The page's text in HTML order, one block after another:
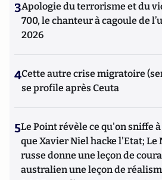
3Apologie du terrorisme et du
700, le chanteur à cagoule de
2026
4Cette autre crise migratoire
se profile après Ceuta
5Le Point révèle ce qu'on sniffe
que Xavier Niel hacke l'Etat; Le
russe donne une leçon de
australien une leçon de